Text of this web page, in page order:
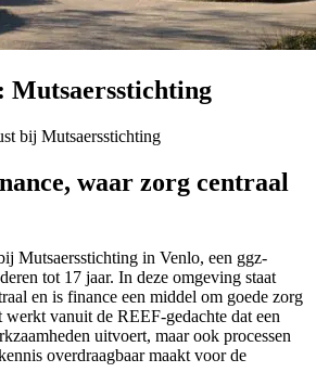
Mutsaersstichting
bij Mutsaersstichting
waar zorg centraal
Mutsaersstichting in Venlo, een ggz-
tot 17 jaar. In deze omgeving staat
en is finance een middel om goede zorg
vanuit de REEF-gedachte dat een
uitvoert, maar ook processen
overdraagbaar maakt voor de